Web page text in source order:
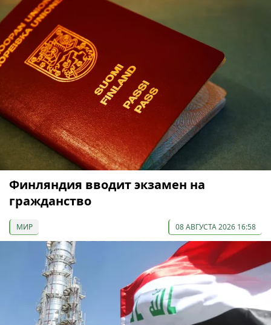
Финляндия вводит экзамен на
гражданство
МИР 08 АВГУСТА 2026 16:58